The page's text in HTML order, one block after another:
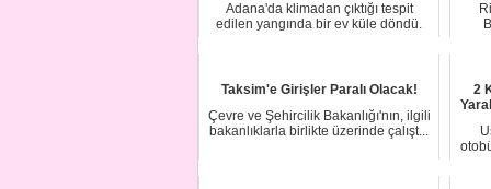
Adana'da klimadan çıktığı tespit
edilen yangında bir ev küle döndü.
Taksim'e Girişler Paralı Olacak!
Çevre ve Şehircilik Bakanlığı'nın, ilgili
bakanlıklarla birlikte üzerinde çalışt...
2